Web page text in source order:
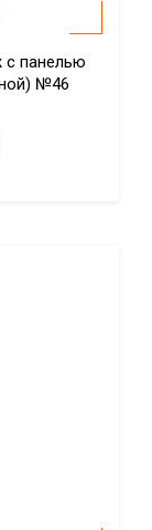
с панелью
№46